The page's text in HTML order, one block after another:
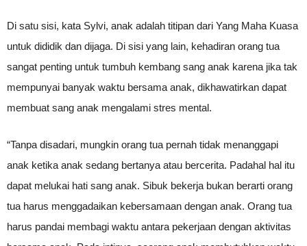
Di satu sisi, kata Sylvi, anak adalah titipan dari Yang Maha Kuasa
untuk dididik dan dijaga. Di sisi yang lain, kehadiran orang tua
sangat penting untuk tumbuh kembang sang anak karena jika tak
mempunyai banyak waktu bersama anak, dikhawatirkan dapat
membuat sang anak mengalami stres mental.
“Tanpa disadari, mungkin orang tua pernah tidak menanggapi
anak ketika anak sedang bertanya atau bercerita. Padahal hal itu
dapat melukai hati sang anak. Sibuk bekerja bukan berarti orang
tua harus menggadaikan kebersamaan dengan anak. Orang tua
harus pandai membagi waktu antara pekerjaan dengan aktivitas